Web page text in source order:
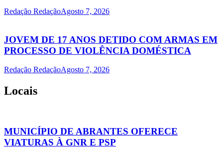
Redação RedaçãoAgosto 7, 2026
JOVEM DE 17 ANOS DETIDO COM ARMAS EM
PROCESSO DE VIOLÊNCIA DOMÉSTICA
Redação RedaçãoAgosto 7, 2026
Locais
MUNICÍPIO DE ABRANTES OFERECE
VIATURAS À GNR E PSP